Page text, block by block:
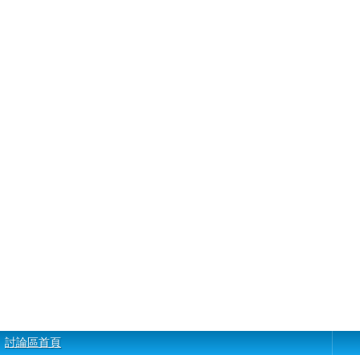
討論區首頁